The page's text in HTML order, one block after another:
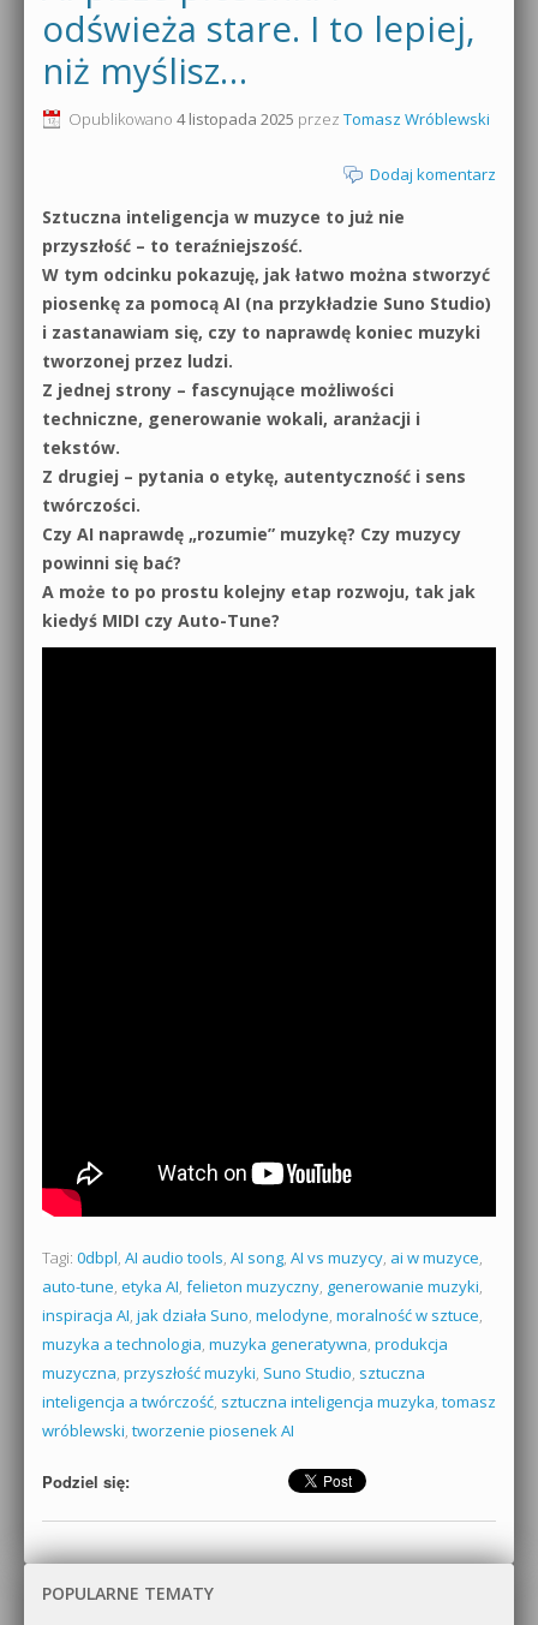
Produkcja muzyczna od podstaw
Sylenth1 od podstaw
Dubstep z syntezatorem Massive
Kontakt 5 Kompendium
Pakiety
0dB.pl - informacje
Newsletter
Polityka prywatności
Regulamin
Działanie sklepu internetowego
Wyszukiwanie
odświeża stare. I to lepiej,
niż myślisz…
Opublikowano 4 listopada 2025 przez Tomasz Wróblewski
Dodaj komentarz
Sztuczna inteligencja w muzyce to już nie
przyszłość – to teraźniejszość.
W tym odcinku pokazuję, jak łatwo można stworzyć
piosenkę za pomocą AI (na przykładzie Suno Studio)
i zastanawiam się, czy to naprawdę koniec muzyki
tworzonej przez ludzi.
Z jednej strony – fascynujące możliwości
techniczne, generowanie wokali, aranżacji i
tekstów.
Z drugiej – pytania o etykę, autentyczność i sens
twórczości.
Czy AI naprawdę „rozumie” muzykę? Czy muzycy
powinni się bać?
A może to po prostu kolejny etap rozwoju, tak jak
kiedyś MIDI czy Auto-Tune?
Tagi: 0dbpl, AI audio tools, AI song, AI vs muzycy, ai w muzyce,
auto-tune, etyka AI, felieton muzyczny, generowanie muzyki,
inspiracja AI, jak działa Suno, melodyne, moralność w sztuce,
muzyka a technologia, muzyka generatywna, produkcja
muzyczna, przyszłość muzyki, Suno Studio, sztuczna
inteligencja a twórczość, sztuczna inteligencja muzyka, tomasz
wróblewski, tworzenie piosenek AI
Podziel się:
POPULARNE TEMATY